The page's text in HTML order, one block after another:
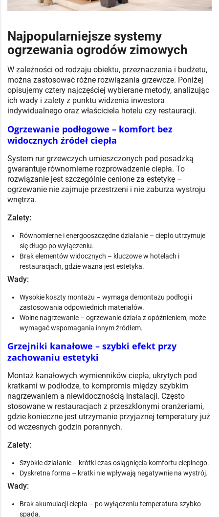
Najpopularniejsze systemy
ogrzewania ogrodów zimowych
W zależności od rodzaju obiektu, przeznaczenia i budżetu,
można zastosować różne rozwiązania grzewcze. Poniżej
opisujemy cztery najczęściej wybierane metody, analizując
ich wady i zalety z punktu widzenia inwestora
indywidualnego oraz właściciela hotelu czy restauracji.
Ogrzewanie podłogowe – komfort bez
widocznych źródeł ciepła
System rur grzewczych umieszczonych pod posadzką
gwarantuje równomierne rozprowadzenie ciepła. To
rozwiązanie jest szczególnie cenione za estetykę –
ogrzewanie nie zajmuje przestrzeni i nie zaburza wystroju
wnętrza.
Zalety:
Równomierne i energooszczędne działanie – ciepło utrzymuje
się długo po wyłączeniu.
Brak elementów widocznych – kluczowe w hotelach i
restauracjach, gdzie ważna jest estetyka.
Wady:
Wysokie koszty montażu – wymaga demontażu podłogi i
zastosowania odpowiednich materiałów.
Wolne nagrzewanie – ogrzewanie działa z opóźnieniem, może
wymagać wspomagania innym źródłem.
Grzejniki kanałowe – szybki efekt przy
zachowaniu estetyki
Montaż kanałowych wymienników ciepła, ukrytych pod
kratkami w podłodze, to kompromis między szybkim
nagrzewaniem a niewidocznością instalacji. Często
stosowane w restauracjach z przeszklonymi oranżeriami,
gdzie konieczne jest utrzymanie przyjaznej temperatury już
od wczesnych godzin porannych.
Zalety:
Szybkie działanie – krótki czas osiągnięcia komfortu cieplnego.
Dyskretna forma – kratki nie wpływają negatywnie na wystrój.
Wady:
Brak akumulacji ciepła – po wyłączeniu temperatura szybko
spada.